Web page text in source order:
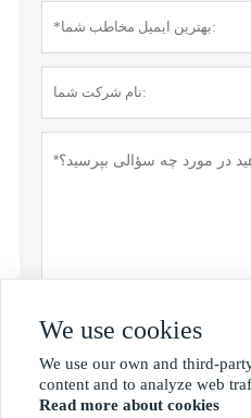
We use cookies
We use our own and third-
content and to analyze web
Read more about cookies